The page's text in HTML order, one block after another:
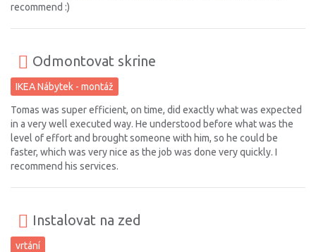
recommend :)
Odmontovat skrine
IKEA Nábytek - montáž
Tomas was super efficient, on time, did exactly what was expected
in a very well executed way. He understood before what was the
level of effort and brought someone with him, so he could be
faster, which was very nice as the job was done very quickly. I
recommend his services.
Instalovat na zed
vrtání